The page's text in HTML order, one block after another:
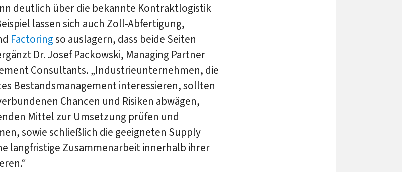
deutlich über die bekannte Kontraktlogistik
lassen sich auch Zoll-Abfertigung,
Factoringso auslagern, dass beide Seiten
Dr. Josef Packowski, Managing Partner
Consultants. „Industrieunternehmen, die
Bestandsmanagement interessieren, sollten
Chancen und Risiken abwägen,
Mittel zur Umsetzung prüfen und
sowie schließlich die geeigneten Supply
langfristige Zusammenarbeit innerhalb ihrer